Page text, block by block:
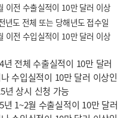
이전 수출실적이 10만 달러 이상
년도 전체 또는 당해년도 접수일
이전 수입실적이 10만 달러 이상
년 전체 수출실적이 10만 달러
수입실적이 10만 달러 이상인
년 상시 신청 가능
년 1~2월 수출실적이 10만 달러